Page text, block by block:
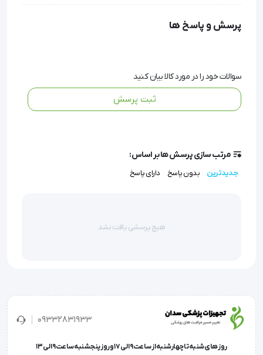
تب سنج تفنگی FTA-10 جامپر علاوه بر اندازه‌گیری دمای
نیز داراست.
این دستگاه دارای 20 واحد حافظه است و به شما اجازه
می‌دهد تا تغییرات دمای بدن را در طول زمان پیگیری
پرسش و پاسخ ها
سوالات خود را در مورد کالا بیان کنید
ثبت پرسش
مرتب سازی پرسش ها بر اساس:
جدیدترین بدون پاسخ دارای پاسخ
هیچ پرسشی یافت نشد
09332831933
روز های شنبه تا چهارشنبه از ساعت 9 الی 17 و روز پنجشنبه ساعت 9 الی 13